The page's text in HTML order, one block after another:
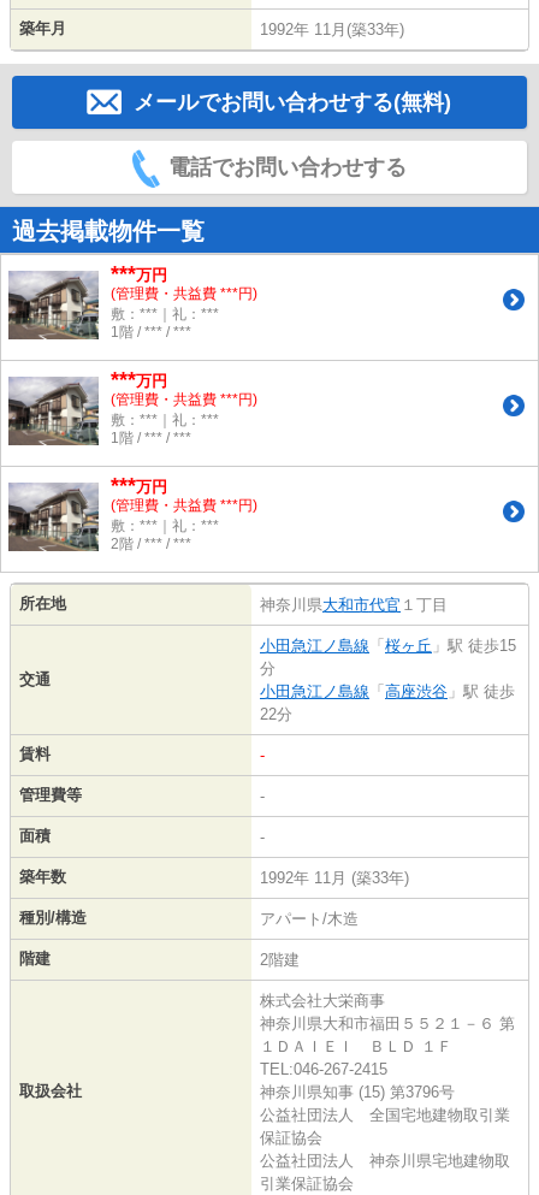
築年月 1992年 11月(築33年)
メールでお問い合わせする(無料)
電話でお問い合わせする
過去掲載物件一覧
***万円
(管理費・共益費 ***円)
敷：***｜礼：***
1階 / *** / ***
***万円
(管理費・共益費 ***円)
敷：***｜礼：***
1階 / *** / ***
***万円
(管理費・共益費 ***円)
敷：***｜礼：***
2階 / *** / ***
所在地 神奈川県大和市代官 １丁目
交通
小田急江ノ島線 「 桜ヶ丘 」駅 徒歩15
分
小田急江ノ島線 「 高座渋谷 」駅 徒歩
22分
賃料 -
管理費等 -
面積 -
築年数 1992年 11月 (築33年)
種別/構造 アパート/木造
階建 2階建
取扱会社
株式会社大栄商事
神奈川県大和市福田５５２１－６ 第
１ＤＡＩＥＩ ＢＬＤ １Ｆ
TEL:046-267-2415
神奈川県知事 (15) 第3796号
公益社団法人 全国宅地建物取引業
保証協会
公益社団法人 神奈川県宅地建物取
引業保証協会